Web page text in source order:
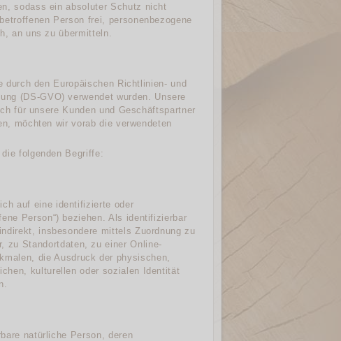
sodass ein absoluter Schutz nicht
Person frei, personenbezogene
an uns zu übermitteln.
den Europäischen Richtlinien- und
(DS-GVO) verwendet wurden. Unsere
für unsere Kunden und Geschäftspartner
möchten wir vorab die verwendeten
folgenden Begriffe:
auf eine identifizierte oder
Person“) beziehen. Als identifizierbar
insbesondere mittels Zuordnung zu
zu Standortdaten, zu einer Online-
die Ausdruck der physischen,
kulturellen oder sozialen Identität
natürliche Person, deren